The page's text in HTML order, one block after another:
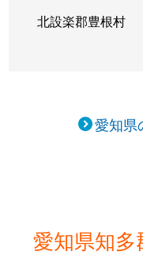
北設楽郡豊根村
愛知県
愛知県知